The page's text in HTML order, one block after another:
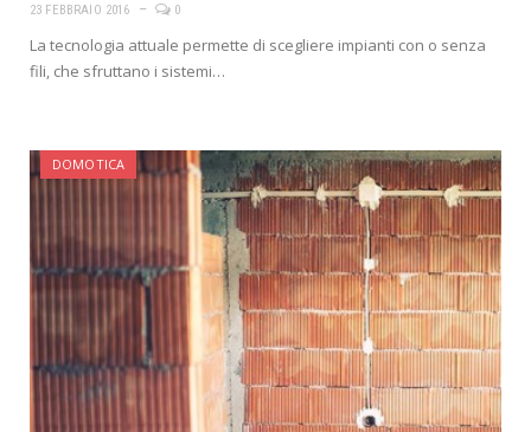
23 FEBBRAIO 2016 0
La tecnologia attuale permette di scegliere impianti con o senza
fili, che sfruttano i sistemi…
DOMOTICA